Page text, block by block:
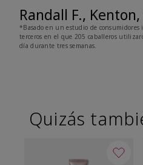
Randall F.,
*Basado en un estudio de
terceros en el que 205 caballeros
día durante tres semanas.
Quizás